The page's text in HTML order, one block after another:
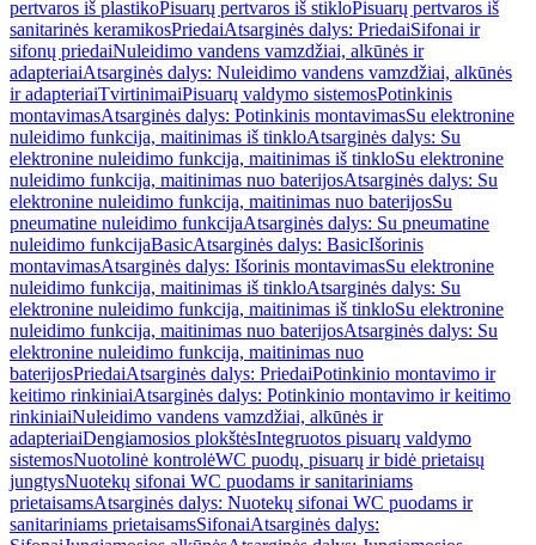
pertvaros iš plastikoPisuarų pertvaros iš stikloPisuarų pertvaros iš
sanitarinės keramikosPriedaiAtsarginės dalys: PriedaiSifonai ir
sifonų priedaiNuleidimo vandens vamzdžiai, alkūnės ir
adapteriaiAtsarginės dalys: Nuleidimo vandens vamzdžiai, alkūnės
ir adapteriaiTvirtinimaiPisuarų valdymo sistemosPotinkinis
montavimasAtsarginės dalys: Potinkinis montavimasSu elektronine
nuleidimo funkcija, maitinimas iš tinkloAtsarginės dalys: Su
elektronine nuleidimo funkcija, maitinimas iš tinkloSu elektronine
nuleidimo funkcija, maitinimas nuo baterijosAtsarginės dalys: Su
elektronine nuleidimo funkcija, maitinimas nuo baterijosSu
pneumatine nuleidimo funkcijaAtsarginės dalys: Su pneumatine
nuleidimo funkcijaBasicAtsarginės dalys: BasicIšorinis
montavimasAtsarginės dalys: Išorinis montavimasSu elektronine
nuleidimo funkcija, maitinimas iš tinkloAtsarginės dalys: Su
elektronine nuleidimo funkcija, maitinimas iš tinkloSu elektronine
nuleidimo funkcija, maitinimas nuo baterijosAtsarginės dalys: Su
elektronine nuleidimo funkcija, maitinimas nuo
baterijosPriedaiAtsarginės dalys: PriedaiPotinkinio montavimo ir
keitimo rinkiniaiAtsarginės dalys: Potinkinio montavimo ir keitimo
rinkiniaiNuleidimo vandens vamzdžiai, alkūnės ir
adapteriaiDengiamosios plokštėsIntegruotos pisuarų valdymo
sistemosNuotolinė kontrolėWC puodų, pisuarų ir bidė prietaisų
jungtysNuotekų sifonai WC puodams ir sanitariniams
prietaisamsAtsarginės dalys: Nuotekų sifonai WC puodams ir
sanitariniams prietaisamsSifonaiAtsarginės dalys: